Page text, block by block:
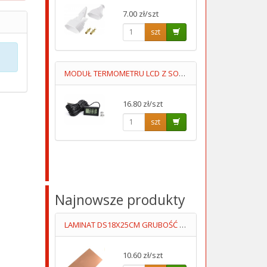
7.00 zł/szt
szt
MODUŁ TERMOMETRU LCD Z SONDĄ -50ST+100ST PRZEWÓD 5M
16.80 zł/szt
szt
Najnowsze produkty
LAMINAT DS18X25CM GRUBOŚĆ 1MM DWUSTRONNY
10.60 zł/szt